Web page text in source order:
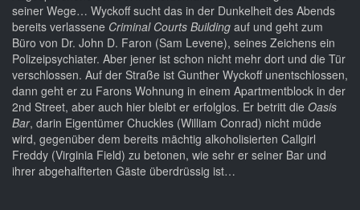
seiner Wege… Wyckoff sucht das in der Dunkelheit des Abends
bereits verlassene Criminal Courts Building auf und geht zum
Büro von Dr. John D. Faron (Sam Levene), seines Zeichens ein
Polizeipsychiater. Aber jener ist schon nicht mehr dort und die Tür
verschlossen. Auf der Straße ist Gunther Wyckoff unentschlossen,
dann geht er zu Farons Wohnung in einem Apartmentblock in der
2nd Street, aber auch hier bleibt er erfolglos. Er betritt die Oasis
Bar, darin Eigentümer Chuckles (William Conrad) nicht müde
wird, gegenüber dem bereits mächtig alkoholisierten Callgirl
Freddy (Virginia Field) zu betonen, wie sehr er seiner Bar und
ihrer abgehalfterten Gäste überdrüssig ist…